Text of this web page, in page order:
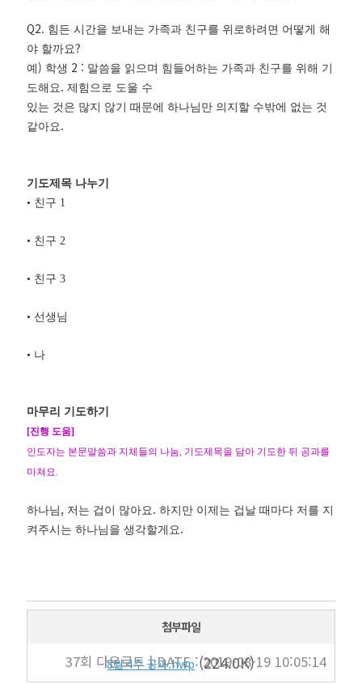
Q2. 힘든 시간을 보내는 가족과 친구를 위로하려면 어떻게 해
야 할까요?
예) 학생 2 : 말씀을 읽으며 힘들어하는 가족과 친구를 위해 기
도해요 .제힘으로 도울 수
있는 것은 많지 않기 때문에 하나님만 의지할 수밖에 없는 것
같아요 .
기도제목 나누기
• 친구 1
• 친구 2
• 친구3
• 선생님
• 나
마무리 기도하기
[진행 도움]
인도자는 본문말씀과 지체들의 나눔 기도제목을 담아 기도한 뒤 공과를
마쳐요
하나님 , 저는 겁이 많아요 .하지만 이제는 겁날 때마다 저를 지
켜주시는 하나님을 생각할게요 .
첨부파일
8월 4주 공과.hwp(224.0K)
37회 다운로드 | DATE : 2019-08-19 10:05:14